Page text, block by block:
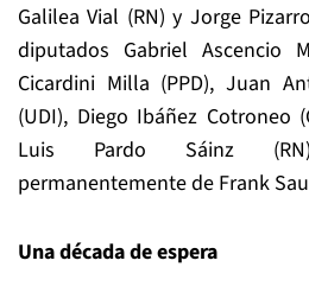
Galilea Vial (RN) y Jorge
diputados Gabriel Ascencio
Cicardini Milla (PPD), Juan
(UDI), Diego Ibáñez Cotroneo
Luis Pardo Sáinz
permanentemente de Frank
Una década de espera